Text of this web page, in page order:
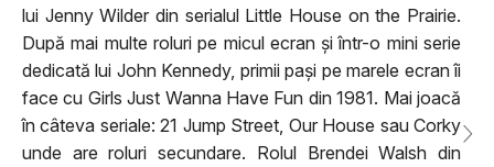
lui Jenny Wilder din serialul Little House on the Prairie.
După mai multe roluri pe micul ecran și într-o mini serie
dedicată lui John Kennedy, primii pași pe marele ecran îi
face cu Girls Just Wanna Have Fun din 1981. Mai joacă
în câteva seriale: 21 Jump Street, Our House sau Corky
unde are roluri secundare. Rolul Brendei Walsh din